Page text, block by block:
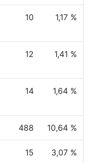
10 1,17 %
12 1,41 %
14 1,64 %
488 10,64 %
15 3,07 %